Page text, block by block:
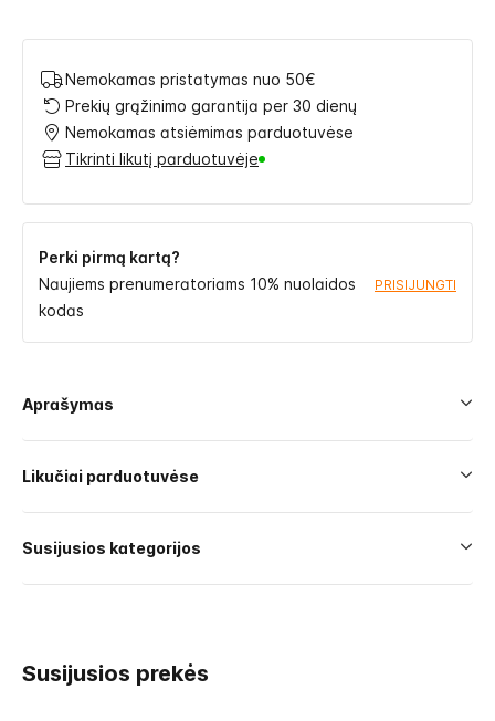
Nemokamas pristatymas nuo 50€
Prekių grąžinimo garantija per 30 dienų
Nemokamas atsiėmimas parduotuvėse
Tikrinti likutį parduotuvėje
Perki pirmą kartą?
Naujiems prenumeratoriams 10% nuolaidos
kodas
PRISIJUNGTI
Aprašymas
Likučiai parduotuvėse
Susijusios kategorijos
Susijusios prekės